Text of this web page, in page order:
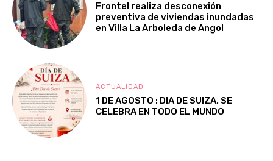
Frontel realiza desconexión
preventiva de viviendas inundadas
en Villa La Arboleda de Angol
ACTUALIDAD
1 DE AGOSTO : DIA DE SUIZA, SE
CELEBRA EN TODO EL MUNDO